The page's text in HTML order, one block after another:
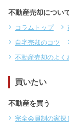
不動産売却につい
コラムトップ
自宅売却のコツ
不動産売却のよく
買いたい
不動産を買う
完全会員制の家探